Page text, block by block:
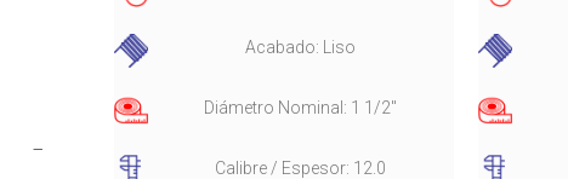
Acabado: Liso
Diámetro Nominal: 1 1/2"
Calibre / Espesor: 12.0